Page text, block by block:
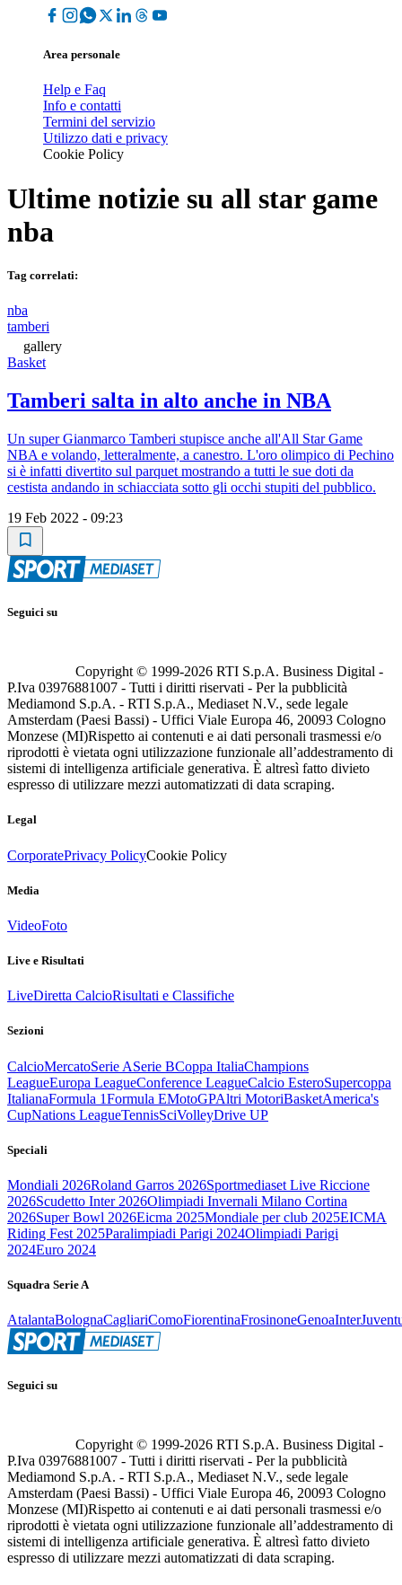
Area personale
Help e Faq
Info e contatti
Termini del servizio
Utilizzo dati e privacy
Cookie Policy
Ultime notizie su all star game
nba
Tag correlati:
nba
tamberi
gallery
Basket
Tamberi salta in alto anche in NBA
Un super Gianmarco Tamberi stupisce anche all'All Star Game
NBA e volando, letteralmente, a canestro. L'oro olimpico di Pechino
si è infatti divertito sul parquet mostrando a tutti le sue doti da
cestista andando in schiacciata sotto gli occhi stupiti del pubblico.
19 Feb 2022 - 09:23
Seguici su
Copyright © 1999-2026 RTI S.p.A. Business Digital -
P.Iva 03976881007 - Tutti i diritti riservati - Per la pubblicità
Mediamond S.p.A. - RTI S.p.A., Mediaset N.V., sede legale
Amsterdam (Paesi Bassi) - Uffici Viale Europa 46, 20093 Cologno
Monzese (MI)Rispetto ai contenuti e ai dati personali trasmessi e/o
riprodotti è vietata ogni utilizzazione funzionale all’addestramento di
sistemi di intelligenza artificiale generativa. È altresì fatto divieto
espresso di utilizzare mezzi automatizzati di data scraping.
Legal
CorporatePrivacy PolicyCookie Policy
Media
VideoFoto
Live e Risultati
LiveDiretta CalcioRisultati e Classifiche
Sezioni
CalcioMercatoSerie ASerie BCoppa ItaliaChampions
LeagueEuropa LeagueConference LeagueCalcio EsteroSupercoppa
ItalianaFormula 1Formula EMotoGPAltri MotoriBasketAmerica's
CupNations LeagueTennisSciVolleyDrive UP
Speciali
Mondiali 2026Roland Garros 2026Sportmediaset Live Riccione
2026Scudetto Inter 2026Olimpiadi Invernali Milano Cortina
2026Super Bowl 2026Eicma 2025Mondiale per club 2025EICMA
Riding Fest 2025Paralimpiadi Parigi 2024Olimpiadi Parigi
2024Euro 2024
Squadra Serie A
AtalantaBolognaCagliariComoFiorentinaFrosinoneGenoaInter
Seguici su
Copyright © 1999-2026 RTI S.p.A. Business Digital -
P.Iva 03976881007 - Tutti i diritti riservati - Per la pubblicità
Mediamond S.p.A. - RTI S.p.A., Mediaset N.V., sede legale
Amsterdam (Paesi Bassi) - Uffici Viale Europa 46, 20093 Cologno
Monzese (MI)Rispetto ai contenuti e ai dati personali trasmessi e/o
riprodotti è vietata ogni utilizzazione funzionale all’addestramento di
sistemi di intelligenza artificiale generativa. È altresì fatto divieto
espresso di utilizzare mezzi automatizzati di data scraping.